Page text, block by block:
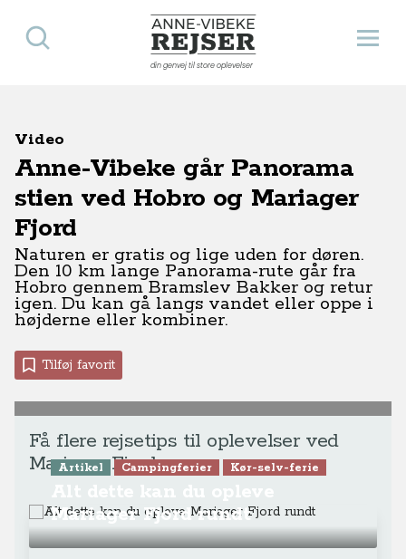
Anne-Vibeke Rejser
din genvej til store oplevelser
Åbn
Søg
Video
Anne-Vibeke går Panorama
stien ved Hobro og Mariager
Fjord
Naturen er gratis og lige uden for døren.
Den 10 km lange Panorama-rute går fra
Hobro gennem Bramslev Bakker og retur
igen. Du kan gå langs vandet eller oppe i
højderne eller kombiner.
Tilføj favorit
Få flere rejsetips til oplevelser ved
Mariager Fjord
Artikel Campingferier Kør-selv-ferie
Mariager Fjord rundt